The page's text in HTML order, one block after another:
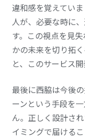
違和感を覚えてい
人が、必要な時に
す。この視点を見
かの未来を切り拓
と、このサービス
最後に西脇は今後
ーンという手段を
ん。正しく設計さ
イミングで届ける